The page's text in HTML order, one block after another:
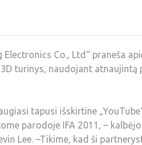
Electronics Co., Ltd“ praneša
turinys, naudojant atnaujintą
tapusi išskirtine
parodoje IFA 2011, –
Lee. –Tikime, kad ši